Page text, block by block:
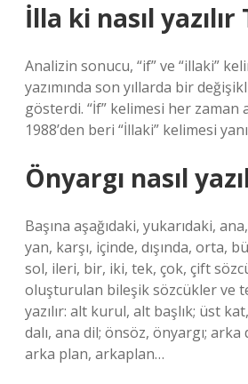
İlla ki nasıl yazılır
Analizin sonucu, “if” ve “illaki”
yazımında son yıllarda bir
gösterdi. “İf” kelimesi her zaman
1988’den beri “İllaki” kelimesi
Önyargı nasıl
Başına aşağıdaki, yukarıdaki,
yan, karşı, içinde, dışında, orta,
sol, ileri, bir, iki, tek, çok, çift
oluşturulan bileşik sözcükler ve
yazılır: alt kurul, alt başlık; üst
dalı, ana dil; önsöz, önyargı; arka
arka plan, arkaplan…